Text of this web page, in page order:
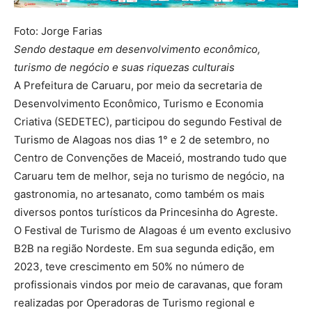
Foto: Jorge Farias
Sendo destaque em desenvolvimento econômico,
turismo de negócio e suas riquezas culturais
A Prefeitura de Caruaru, por meio da secretaria de
Desenvolvimento Econômico, Turismo e Economia
Criativa (SEDETEC), participou do segundo Festival de
Turismo de Alagoas nos dias 1° e 2 de setembro, no
Centro de Convenções de Maceió, mostrando tudo que
Caruaru tem de melhor, seja no turismo de negócio, na
gastronomia, no artesanato, como também os mais
diversos pontos turísticos da Princesinha do Agreste.
O Festival de Turismo de Alagoas é um evento exclusivo
B2B na região Nordeste. Em sua segunda edição, em
2023, teve crescimento em 50% no número de
profissionais vindos por meio de caravanas, que foram
realizadas por Operadoras de Turismo regional e